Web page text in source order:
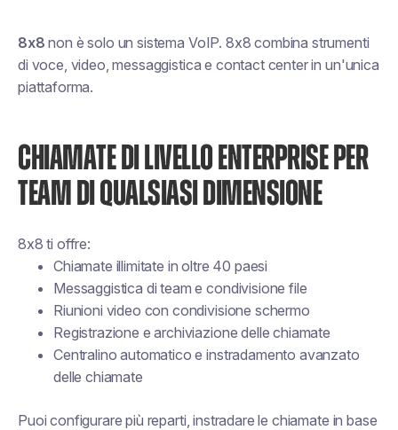
8x8 non è solo un sistema VoIP. 8x8 combina strumenti
di voce, video, messaggistica e contact center in un'unica
piattaforma.
CHIAMATE DI LIVELLO ENTERPRISE PER
TEAM DI QUALSIASI DIMENSIONE
8x8 ti offre:
Chiamate illimitate in oltre 40 paesi
Messaggistica di team e condivisione file
Riunioni video con condivisione schermo
Registrazione e archiviazione delle chiamate
Centralino automatico e instradamento avanzato
delle chiamate
Puoi configurare più reparti, instradare le chiamate in base